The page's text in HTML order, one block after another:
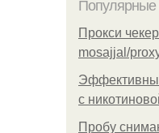
Прокси
mosajjal/
с
Пробу